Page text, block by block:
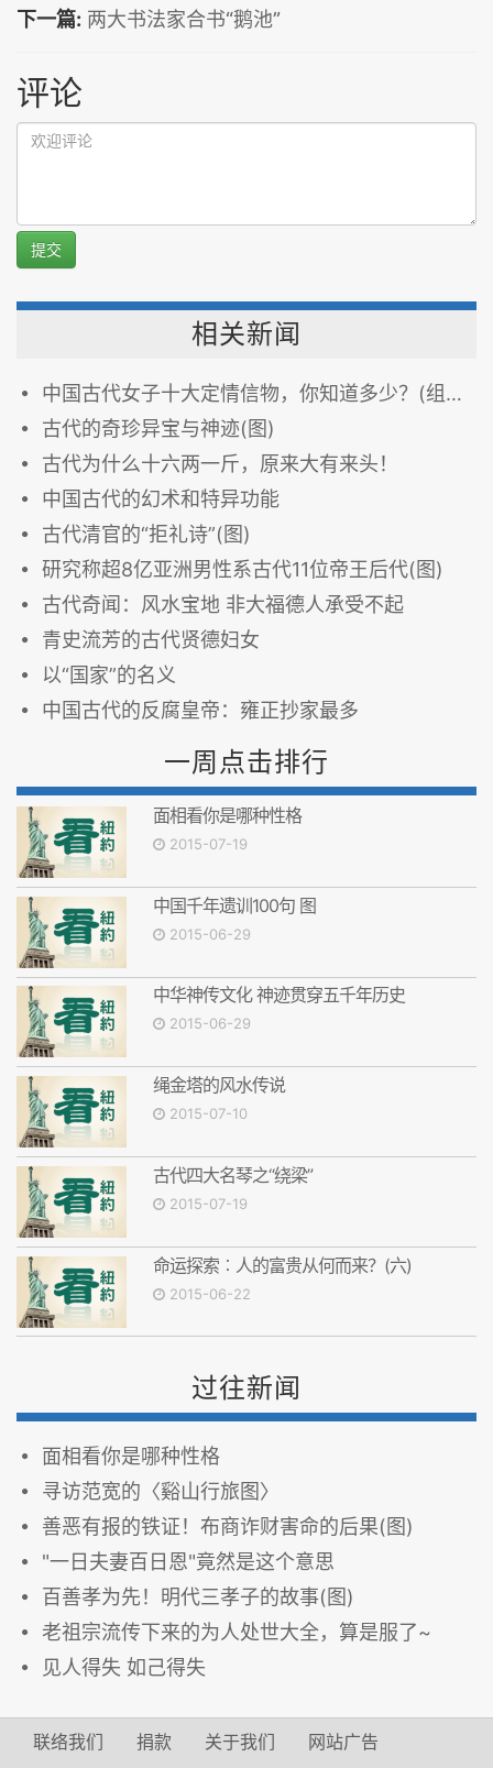
下一篇: 两大书法家合书“鹅池”
评论
提交
相关新闻
中国古代女子十大定情信物，你知道多少？(组图)
古代的奇珍异宝与神迹(图)
古代为什么十六两一斤，原来大有来头！
中国古代的幻术和特异功能
古代清官的“拒礼诗”(图)
研究称超8亿亚洲男性系古代11位帝王后代(图)
古代奇闻：风水宝地 非大福德人承受不起
青史流芳的古代贤德妇女
以“国家”的名义
中国古代的反腐皇帝：雍正抄家最多
一周点击排行
面相看你是哪种性格
2015-07-19
中国千年遗训100句 图
2015-06-29
中华神传文化 神迹贯穿五千年历史
2015-06-29
绳金塔的风水传说
2015-07-10
古代四大名琴之“绕梁”
2015-07-19
命运探索︰人的富贵从何而来？(六)
2015-06-22
过往新闻
面相看你是哪种性格
寻访范宽的〈谿山行旅图〉
善恶有报的铁证！布商诈财害命的后果(图)
"一日夫妻百日恩"竟然是这个意思
百善孝为先！明代三孝子的故事(图)
老祖宗流传下来的为人处世大全，算是服了~
见人得失 如己得失
联络我们 捐款 关于我们 网站广告